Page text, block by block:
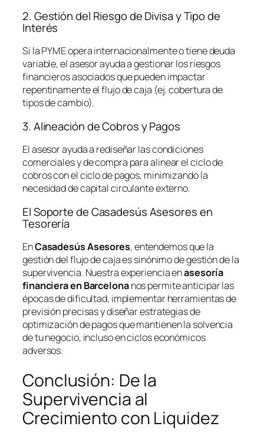
2. Gestión del Riesgo de Divisa y Tipo de
Interés
Si la PYME opera internacionalmente o tiene deuda
variable, el asesor ayuda a gestionar los riesgos
financieros asociados que pueden impactar
repentinamente el flujo de caja (ej. cobertura de
tipos de cambio).
3. Alineación de Cobros y Pagos
El asesor ayuda a rediseñar las condiciones
comerciales y de compra para alinear el ciclo de
cobros con el ciclo de pagos, minimizando la
necesidad de capital circulante externo.
El Soporte de Casadesús Asesores en
Tesorería
EnCasadesús Asesores, entendemos que la
gestión del flujo de caja es sinónimo de gestión de la
supervivencia. Nuestra experiencia enasesoría
financiera en Barcelonanos permite anticipar las
épocas de dificultad, implementar herramientas de
previsión precisas y diseñar estrategias de
optimización de pagos que mantienen la solvencia
de tu negocio, incluso en ciclos económicos
adversos.
Conclusión: De la
Supervivencia al
Crecimiento con Liquidez